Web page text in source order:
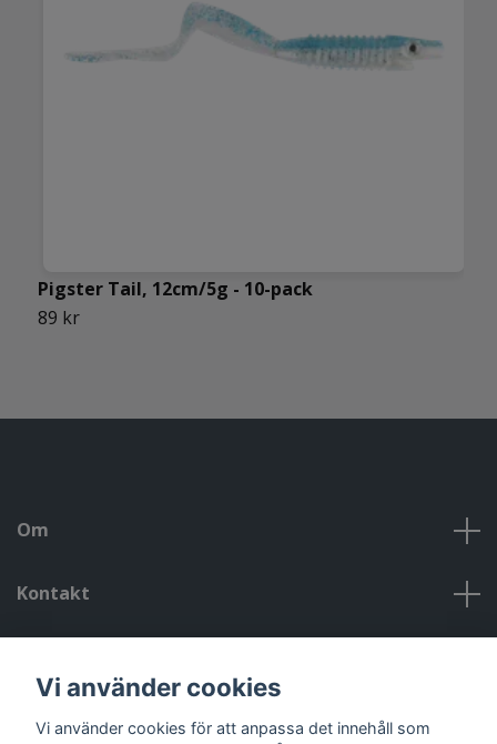
Pigster Tail, 12cm/5g - 10-pack
89 kr
Om
Kontakt
Sociala medier
Vi använder cookies
Vi använder cookies för att anpassa det innehåll som